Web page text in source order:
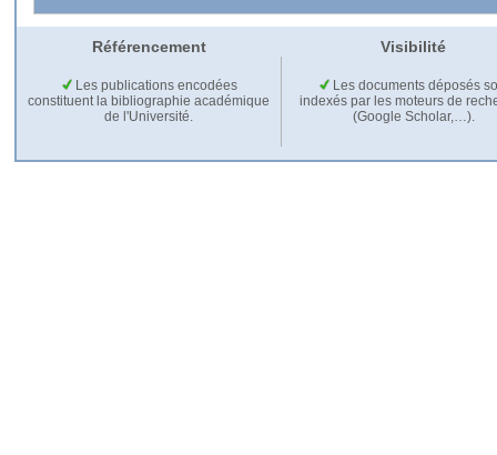
Référencement Visibilité
Les publications encodées
constituent la bibliographie académique
de l'Université.
Les documents déposés
indexés par les moteurs de
(Google Scholar,…).